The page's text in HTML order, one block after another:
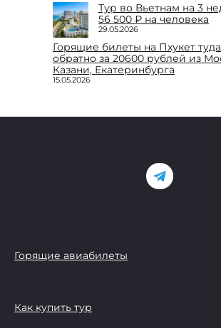
Тур во Вьетнам на 3
56 500 ₽ на человека
29.05.2026
Горящие билеты на Пхукет
обратно за 20600 рублей из
Казани, Екатеринбурга
15.05.2026
Горящие авиабилеты
Как купить тур